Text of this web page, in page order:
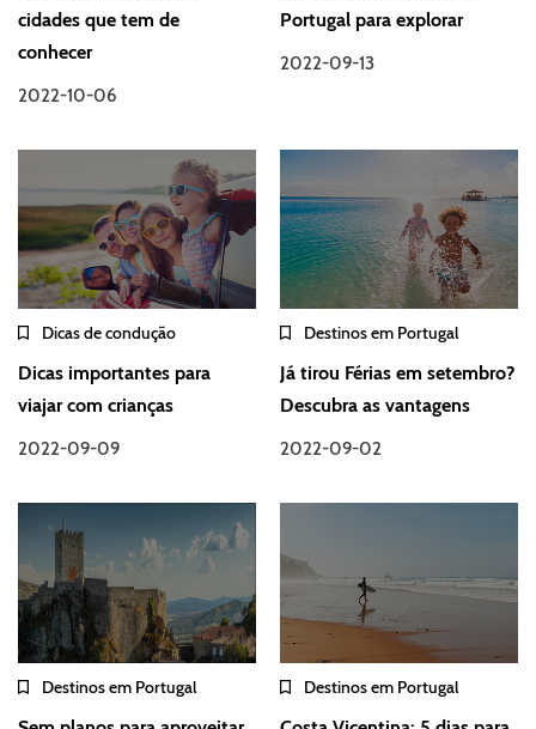
cidades que tem de
conhecer
2022-10-06
Portugal para explorar
2022-09-13
Dicas de condução
Dicas importantes para
viajar com crianças
2022-09-09
Destinos em Portugal
Já tirou Férias em setembro?
Descubra as vantagens
2022-09-02
Destinos em Portugal Destinos em Portugal